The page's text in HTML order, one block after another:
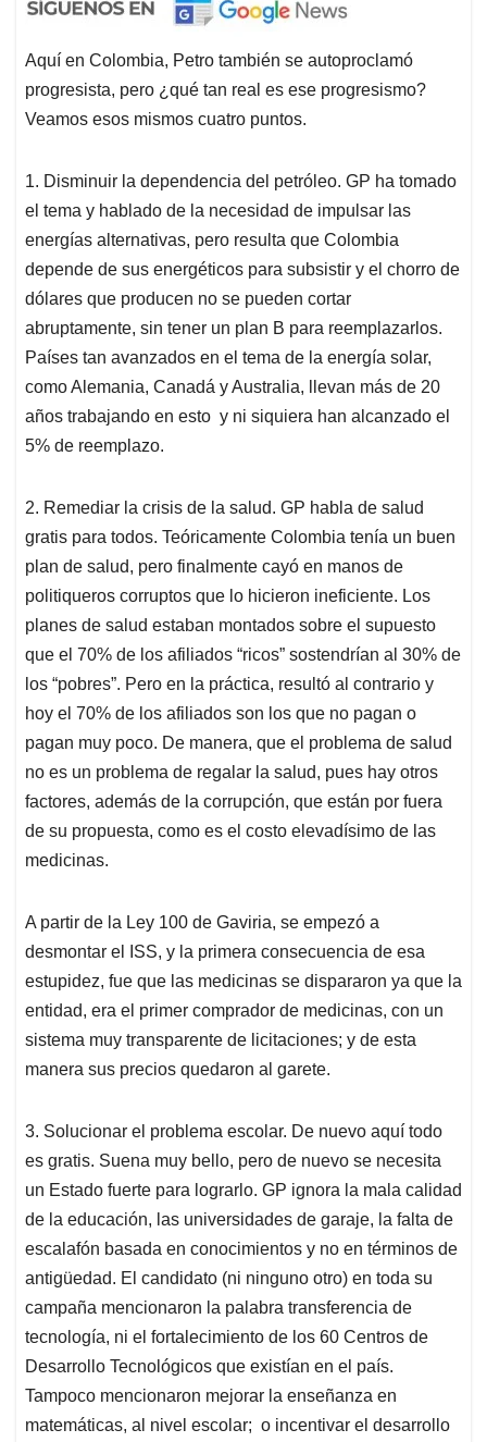
Aquí en Colombia, Petro también se autoproclamó
progresista, pero ¿qué tan real es ese progresismo?
Veamos esos mismos cuatro puntos.
1. Disminuir la dependencia del petróleo. GP ha tomado
el tema y hablado de la necesidad de impulsar las
energías alternativas, pero resulta que Colombia
depende de sus energéticos para subsistir y el chorro de
dólares que producen no se pueden cortar
abruptamente, sin tener un plan B para reemplazarlos.
Países tan avanzados en el tema de la energía solar,
como Alemania, Canadá y Australia, llevan más de 20
años trabajando en esto y ni siquiera han alcanzado el
5% de reemplazo.
2. Remediar la crisis de la salud. GP habla de salud
gratis para todos. Teóricamente Colombia tenía un buen
plan de salud, pero finalmente cayó en manos de
politiqueros corruptos que lo hicieron ineficiente. Los
planes de salud estaban montados sobre el supuesto
que el 70% de los afiliados “ricos” sostendrían al 30% de
los “pobres”. Pero en la práctica, resultó al contrario y
hoy el 70% de los afiliados son los que no pagan o
pagan muy poco. De manera, que el problema de salud
no es un problema de regalar la salud, pues hay otros
factores, además de la corrupción, que están por fuera
de su propuesta, como es el costo elevadísimo de las
medicinas.
A partir de la Ley 100 de Gaviria, se empezó a
desmontar el ISS, y la primera consecuencia de esa
estupidez, fue que las medicinas se dispararon ya que la
entidad, era el primer comprador de medicinas, con un
sistema muy transparente de licitaciones; y de esta
manera sus precios quedaron al garete.
3. Solucionar el problema escolar. De nuevo aquí todo
es gratis. Suena muy bello, pero de nuevo se necesita
un Estado fuerte para lograrlo. GP ignora la mala calidad
de la educación, las universidades de garaje, la falta de
escalafón basada en conocimientos y no en términos de
antigüedad. El candidato (ni ninguno otro) en toda su
campaña mencionaron la palabra transferencia de
tecnología, ni el fortalecimiento de los 60 Centros de
Desarrollo Tecnológicos que existían en el país.
Tampoco mencionaron mejorar la enseñanza en
matemáticas, al nivel escolar; o incentivar el desarrollo